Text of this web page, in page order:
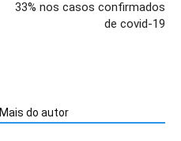
33% nos casos confirmados
de covid-19
Mais do autor